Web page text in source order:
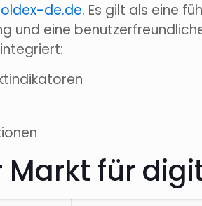
de.de. Es gilt als eine
und eine
für